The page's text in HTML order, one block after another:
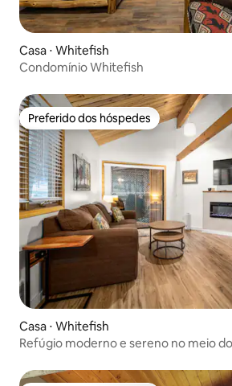
Casa ⋅ Whitefish
Condomínio Whitefish
Preferido dos hóspedes
Preferido dos hóspedes
Casa ⋅ Whitefish
Refúgio moderno e sereno no meio